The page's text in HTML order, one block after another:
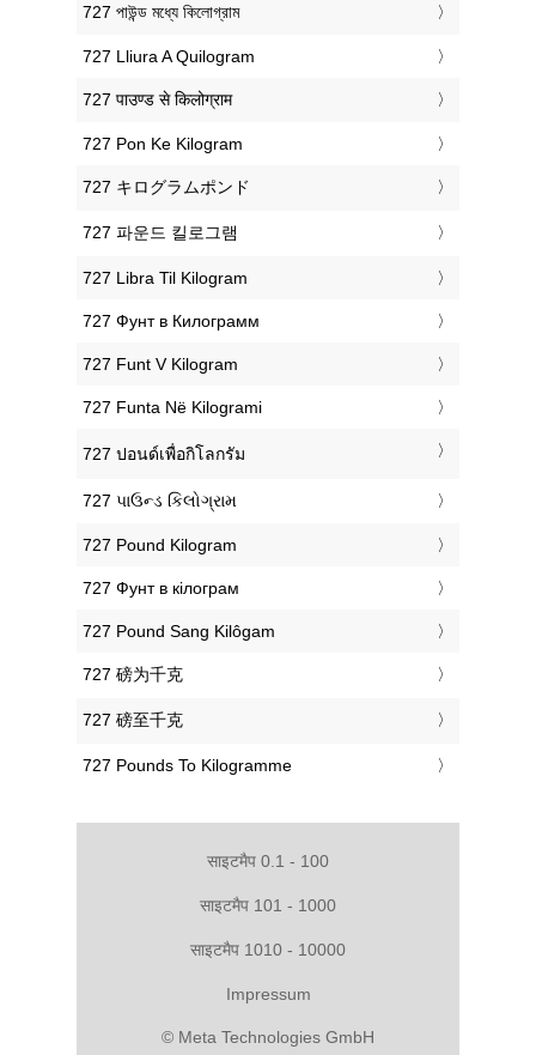
‎727 পাউন্ড মধ্যে কিলোগ্রাম
‎727 Lliura A Quilogram
‎727 पाउण्ड से किलोग्राम
‎727 Pon Ke Kilogram
‎727 キログラムポンド
‎727 파운드 킬로그램
‎727 Libra Til Kilogram
‎727 Фунт в Килограмм
‎727 Funt V Kilogram
‎727 Funta Në Kilogrami
‎727 ปอนด์เพื่อกิโลกรัม
‎727 પાઉન્ડ કિલોગ્રામ
‎727 Pound Kilogram
‎727 Фунт в кілограм
‎727 Pound Sang Kilôgam
‎727 磅为千克
‎727 磅至千克
‎727 Pounds To Kilogramme
साइटमैप 0.1 - 100
साइटमैप 101 - 1000
साइटमैप 1010 - 10000
Impressum
© Meta Technologies GmbH